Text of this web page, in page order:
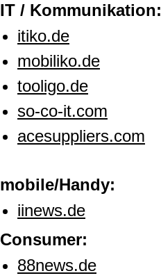
IT / Kommunikation:
itiko.de
mobiliko.de
tooligo.de
so-co-it.com
acesuppliers.com
mobile/Handy:
iinews.de
Consumer:
88news.de